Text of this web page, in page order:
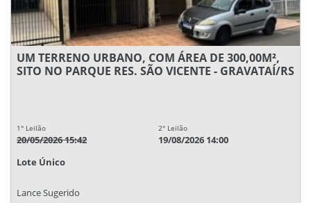
UM TERRENO URBANO, COM ÁREA DE 300,00M²,
SITO NO PARQUE RES. SÃO VICENTE - GRAVATAÍ/RS
1° Leilão
20/05/2026 15:42
2° Leilão
19/08/2026 14:00
Lote Único
Lance Sugerido